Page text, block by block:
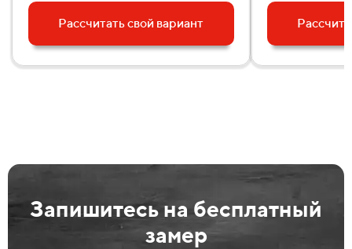
Рассчитать свой вариант
Запишитесь на бесплатный
замер